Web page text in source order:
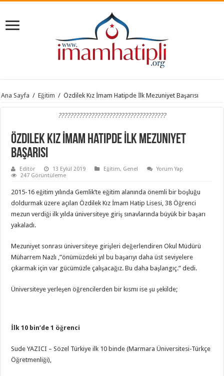
Ana Sayfa / Eğitim / Özdilek Kız İmam Hatipde İlk Mezuniyet Başarısı
????????????????????????????????????
Özdilek Kız İmam Hatipde İlk Mezuniyet
Başarısı
Editör 13 Eylül 2019 Eğitim, Genel
Yorum Yap
247 Görüntüleme
2015-16 eğitim yılında Gemlik’te eğitim alanında önemli bir boşluğu
doldurmak üzere açılan Özdilek Kız İmam Hatip Lisesi, 38 Öğrenci
mezun verdiği ilk yılda üniversiteye giriş sınavlarında büyük bir başarı
yakaladı.
Mezuniyet sonrası üniversiteye girişleri değerlendiren Okul Müdürü
Müharrem Nazlı ,”önümüzdeki yıl bu başarıyı daha üst seviyelere
çıkarmak için var gücümüzle çalışacağız. Bu daha başlangıç.” dedi.
Üniversiteye yerleşen öğrencilerden bir kısmı ise şu şekilde;
İlk 10 bin’de 1 öğrenci
Sude YAZICI – Sözel Türkiye ilk 10 binde (Marmara Üniversitesi-Türkçe
Öğretmenliği),